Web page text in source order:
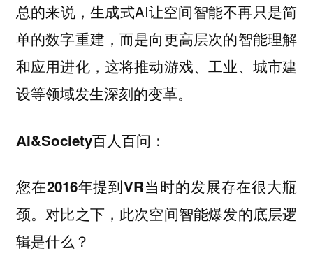
总的来说，生成式AI让空间智能不再只是简
单的数字重建，而是向更高层次的智能理解
和应用进化，这将推动游戏、工业、城市建
设等领域发生深刻的变革。
AI&Society百人百问：
您在2016年提到VR当时的发展存在很大瓶
颈。对比之下，此次空间智能爆发的底层逻
辑是什么？